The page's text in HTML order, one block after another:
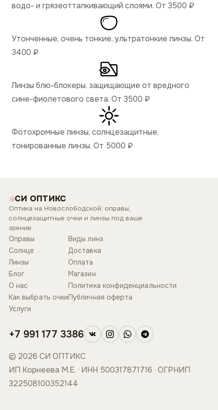
водо- и грязеотталкивающий слоями. От 3500 ₽
Утонченные, очень тонкие, ультратонкие линзы. От
3400 ₽
Линзы блю-блокеры, защищающие от вредного
сине-фиолетового света. От 3500 ₽
Фотохромные линзы, солнцезащитные,
тонированные линзы. От 5000 ₽
СИ ОПТИКС
Оптика на Новослободской: оправы,
солнцезащитные очки и линзы под ваше
зрение.
Оправы
Солнце
Линзы
Блог
О нас
Как выбрать очки
Услуги
Виды линз
Доставка
Оплата
Магазин
Политика конфиденциальности
Публичная оферта
+7 991 177 3386
© 2026 СИ ОПТИКС
ИП Корнеева М.Е. · ИНН 500317871716 · ОГРНИП
322508100352144